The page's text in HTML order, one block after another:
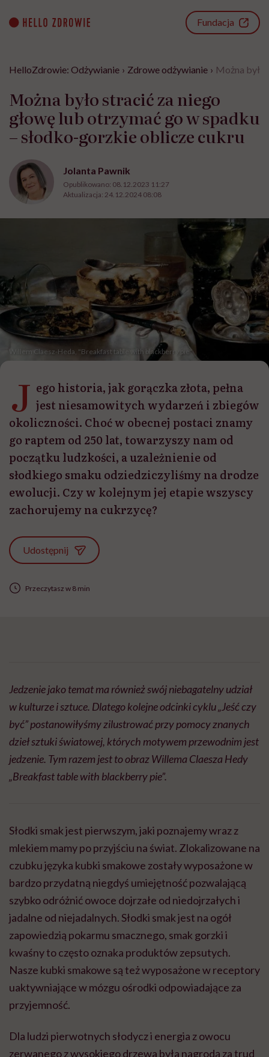
content
Fundacja
HelloZdrowie: Odżywianie › Zdrowe odżywianie › Można
Można było stracić za niego
głowę lub otrzymać go w spadku
– słodko-gorzkie oblicze cukru
Jolanta Pawnik
Opublikowano: 08.12.2023 11:27
Aktualizacja: 24.12.2024 08:08
Willem Claesz-Heda, "Breakfast table with blackberry pie"
J ego historia, jak gorączka złota, pełna
jest niesamowitych wydarzeń i zbiegów
okoliczności. Choć w obecnej postaci znamy
go raptem od 250 lat, towarzyszy nam od
początku ludzkości, a uzależnienie od
słodkiego smaku odziedziczyliśmy na drodze
ewolucji. Czy w kolejnym jej etapie wszyscy
zachorujemy na cukrzycę?
Udostępnij
Przeczytasz w 8 min
Jedzenie jako temat ma również swój niebagatelny udział
w kulturze i sztuce. Dlatego kolejne odcinki cyklu „Jeść czy
być” postanowiłyśmy zilustrować przy pomocy znanych
dzieł sztuki światowej, których motywem przewodnim jest
jedzenie. Tym razem jest to obraz Willema Claesza Hedy
„Breakfast table with blackberry pie”.
Słodki smak jest pierwszym, jaki poznajemy wraz z
mlekiem mamy po przyjściu na świat. Zlokalizowane na
czubku języka kubki smakowe zostały wyposażone w
bardzo przydatną niegdyś umiejętność pozwalającą
szybko odróżnić owoce dojrzałe od niedojrzałych i
jadalne od niejadalnych. Słodki smak jest na ogół
zapowiedzią pokarmu smacznego, smak gorzki i
kwaśny to często oznaka produktów zepsutych.
Nasze kubki smakowe są też wyposażone w receptory
uaktywniające w mózgu ośrodki odpowiadające za
przyjemność.
Dla ludzi pierwotnych słodycz i energia z owocu
zerwanego z wysokiego drzewa była nagrodą za trud